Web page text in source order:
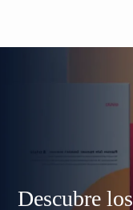
Descubre los